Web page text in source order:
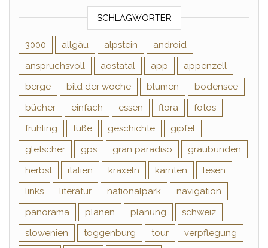
SCHLAGWÖRTER
3000 allgäu alpstein
android
anspruchsvoll
aostatal app
appenzell
berge
bild der woche blumen
bodensee
bücher
einfach essen flora
fotos
frühling
füße geschichte
gipfel
gletscher
gps gran paradiso
graubünden
herbst
italien kraxeln kärnten
lesen
links
literatur nationalpark
navigation
panorama
planen planung
schweiz
slowenien
toggenburg tour
verpflegung